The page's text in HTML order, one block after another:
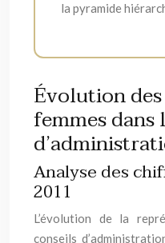
la pyramide
Évolution
femmes dans
Analyse des
2011
L’évolution de la
conseils